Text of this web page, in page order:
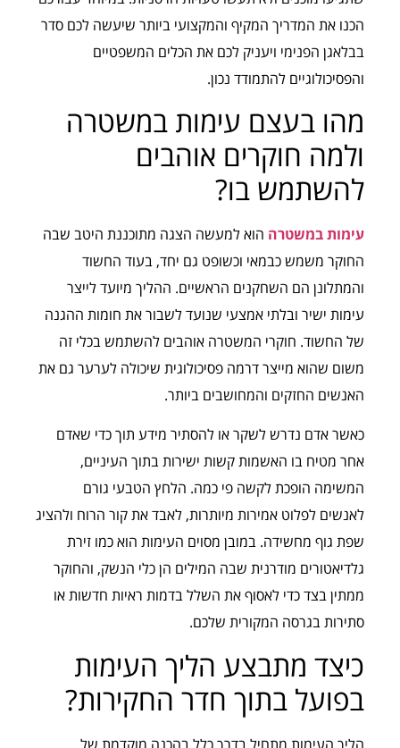
הכנו את המדריך המקיף והמקצועי ביותר שיעשה לכם סדר
בבלאגן הפנימי ויעניק לכם את הכלים המשפטיים
והפסיכולוגיים להתמודד נכון.
מהו בעצם עימות במשטרה
ולמה חוקרים אוהבים
להשתמש בו?
עימות במשטרה הוא למעשה הצגה מתוכננת היטב שבה
החוקר משמש כבמאי וכשופט גם יחד, בעוד החשוד
והמתלונן הם השחקנים הראשיים. ההליך מיועד לייצר
עימות ישיר ובלתי אמצעי שנועד לשבור את חומות ההגנה
של החשוד. חוקרי המשטרה אוהבים להשתמש בכלי זה
משום שהוא מייצר דרמה פסיכולוגית שיכולה לערער גם את
האנשים החזקים והמחושבים ביותר.
כאשר אדם נדרש לשקר או להסתיר מידע תוך כדי שאדם
אחר מטיח בו האשמות קשות ישירות בתוך העיניים,
המשימה הופכת לקשה פי כמה. הלחץ הטבעי גורם
לאנשים לפלוט אמירות מיותרות, לאבד את קור הרוח ולהציג
שפת גוף מחשידה. במובן מסוים העימות הוא כמו זירת
גלדיאטורים מודרנית שבה המילים הן כלי הנשק, והחוקר
ממתין בצד כדי לאסוף את השלל בדמות ראיות חדשות או
סתירות בגרסה המקורית שלכם.
כיצד מתבצע הליך העימות
בפועל בתוך חדר החקירות?